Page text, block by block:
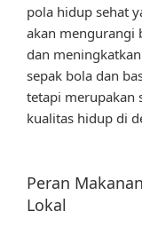
pola hidup sehat
akan mengurangi
dan
sepak bola dan
tetapi merupakan
kualitas hidup di
Peran
Lokal